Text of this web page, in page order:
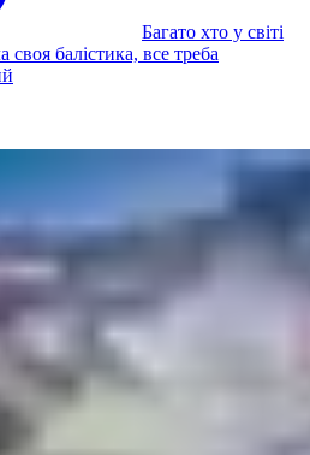
Багато хто у світі
балістика, все треба